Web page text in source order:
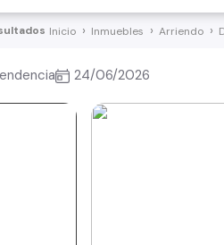
Inicio Inmuebles Arriendo
24/06/2026